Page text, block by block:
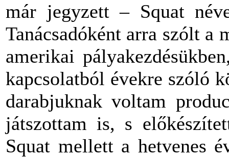
már jegyzett – Squat
Tanácsadóként arra szólt a
amerikai
kapcsolatból évekre szóló
darabjuknak voltam
játszottam is, s
Squat mellett a hetvenes